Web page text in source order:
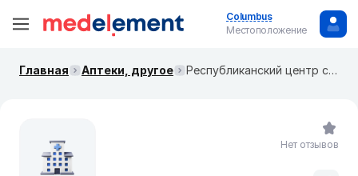
Columbus
Местоположение
Главная Аптеки, другое Республиканский центр специального медицинского обеспечения
Нет отзывов